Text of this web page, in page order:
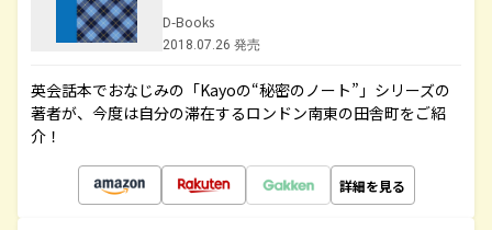
D-Books
2018.07.26 発売
英会話本でおなじみの「Kayoの“秘密のノート”」シリーズの
著者が、今度は自分の滞在するロンドン南東の田舎町をご紹
介！
詳細を見る